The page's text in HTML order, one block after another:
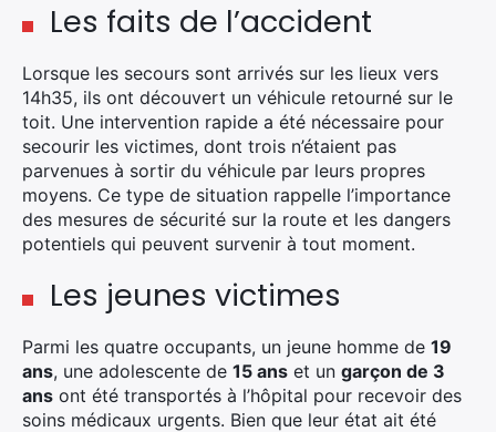
Les faits de l’accident
Lorsque les secours sont arrivés sur les lieux vers
14h35, ils ont découvert un véhicule retourné sur le
toit. Une intervention rapide a été nécessaire pour
secourir les victimes, dont trois n’étaient pas
parvenues à sortir du véhicule par leurs propres
moyens. Ce type de situation rappelle l’importance
des mesures de sécurité sur la route et les dangers
potentiels qui peuvent survenir à tout moment.
Les jeunes victimes
Parmi les quatre occupants, un jeune homme de 19
ans, une adolescente de 15 ans et un garçon de 3
ans ont été transportés à l’hôpital pour recevoir des
soins médicaux urgents. Bien que leur état ait été